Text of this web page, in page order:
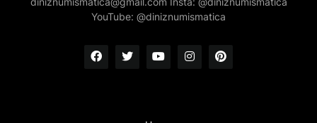
YouTube: @diniznumismatica